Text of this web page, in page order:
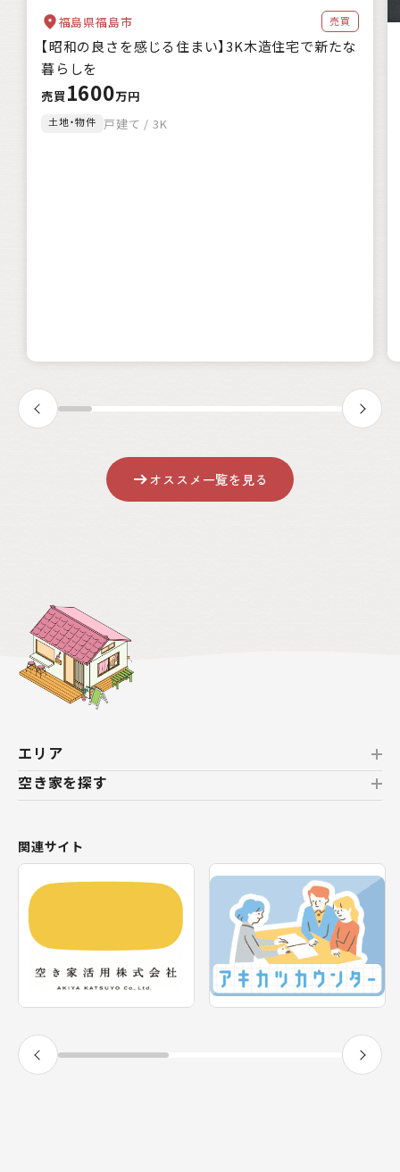
福島県福島市 売買
【昭和の良さを感じる住まい】3K木造住宅で新たな
暮らしを
売買 1600万円
土地・物件 戸建て / 3K
オススメ一覧を見る
エリア
北海道
東北
関東
神奈川県
甲信越・北陸
東海
静岡県
空き家を探す
新着の空き家
テーマから探す
エリアから探す
関連サイト